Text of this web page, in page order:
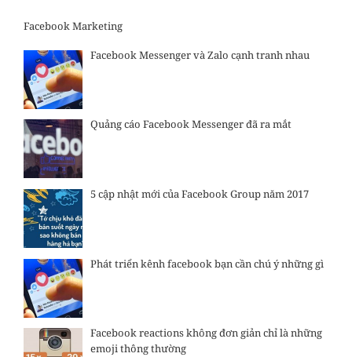
Facebook Marketing
Facebook Messenger và Zalo cạnh tranh nhau
Quảng cáo Facebook Messenger đã ra mắt
5 cập nhật mới của Facebook Group năm 2017
Phát triển kênh facebook bạn cần chú ý những gì
Facebook reactions không đơn giản chỉ là những
emoji thông thường